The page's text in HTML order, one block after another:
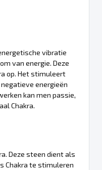
vibratie
van energie. Deze
op. Het stimuleert
energieën
kan men passie,
Chakra.
Deze steen dient als
Chakra te stimuleren